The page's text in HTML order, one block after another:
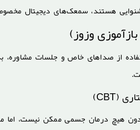
هستند، سمعک‌های دیجیتال
از صداهای خاص و جلسات
هیچ درمان جسمی ممکن نیست، اما